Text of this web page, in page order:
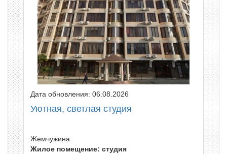
Дата обновления: 06.08.2026
Уютная, светлая студия
Жемчужина
Жилое помещение: студия